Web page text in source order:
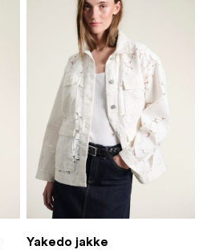
Yakedo jakke